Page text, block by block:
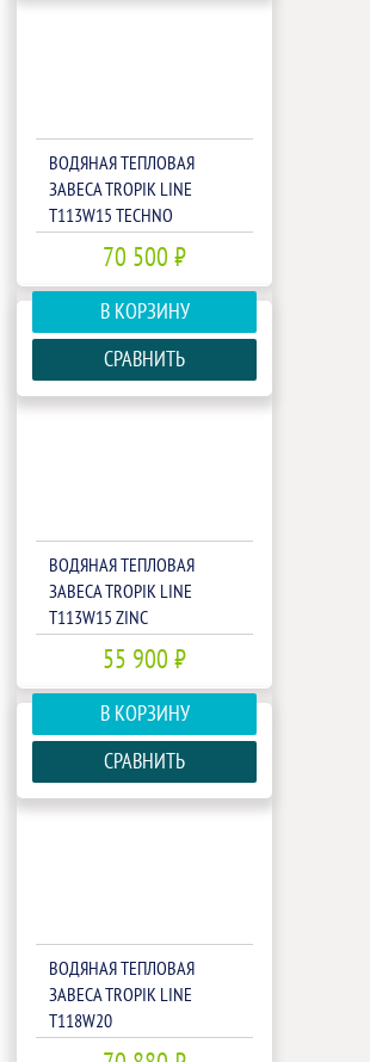
ВОДЯНАЯ ТЕПЛОВАЯ
ЗАВЕСА TROPIK LINE
T113W15 TECHNO
70 500 ₽
В КОРЗИНУ
СРАВНИТЬ
ВОДЯНАЯ ТЕПЛОВАЯ
ЗАВЕСА TROPIK LINE
T113W15 ZINC
55 900 ₽
В КОРЗИНУ
СРАВНИТЬ
ВОДЯНАЯ ТЕПЛОВАЯ
ЗАВЕСА TROPIK LINE
T118W20